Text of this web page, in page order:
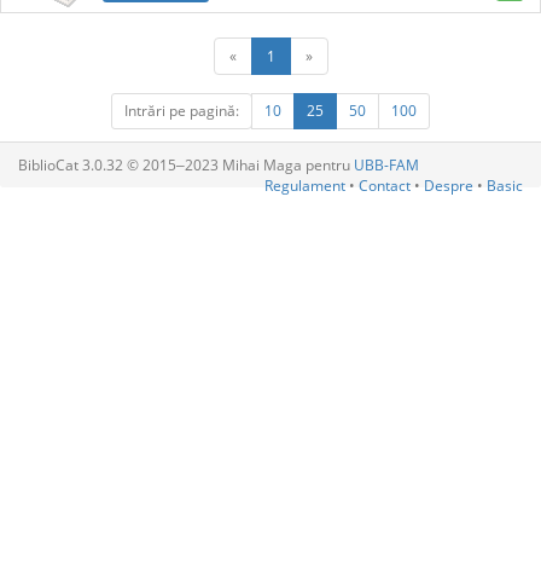
« 1 »
Intrări pe pagină: 10 25 50 100
BiblioCat 3.0.32 © 2015‒2023 Mihai Maga pentru UBB-FAM
Regulament • Contact • Despre • Basic